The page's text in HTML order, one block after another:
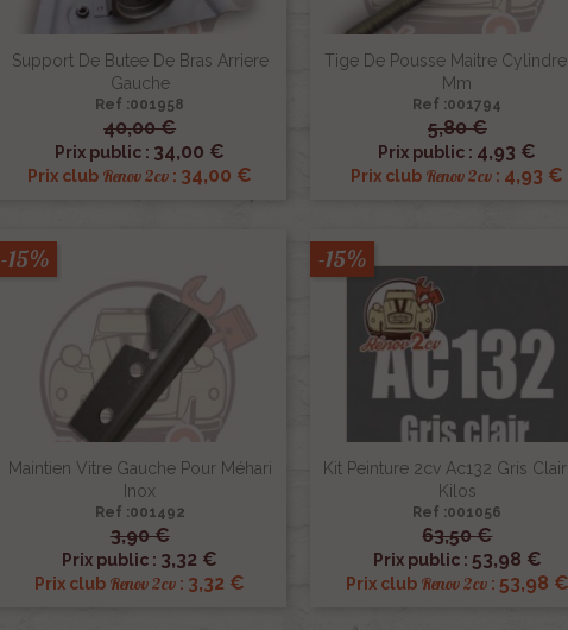
Support De Butee De Bras Arriere
Gauche
Ref :001958
40,00 €
Prix public : 34,00 €
Prix club Renov 2cv : 34,00 €
 Aperçu rapide
Tige De Pousse Maitre
Mm
Ref :001794
5,80 €
Prix public : 4,93 €
Prix club Renov 2cv : 4,93 €
 Aperçu rapide
Maintien Vitre Gauche Pour Méhari
Inox
Ref :001492
3,90 €
Prix public : 3,32 €
Prix club Renov 2cv : 3,32 €
-15%
 Aperçu rapide
Kit Peinture 2cv Ac132 Gris Clair
Kilos
Ref :001056
63,50 €
Prix public : 53,98 €
Prix club Renov 2cv: 53,98 €
-15%
 Aperçu rapide